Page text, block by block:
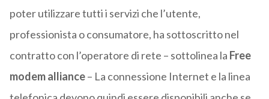
poter utilizzare tutti i servizi che l’utente,
professionista o consumatore, ha sottoscritto nel
contratto con l’operatore di rete – sottolinea la Free
modem alliance– La connessione Internet e la linea